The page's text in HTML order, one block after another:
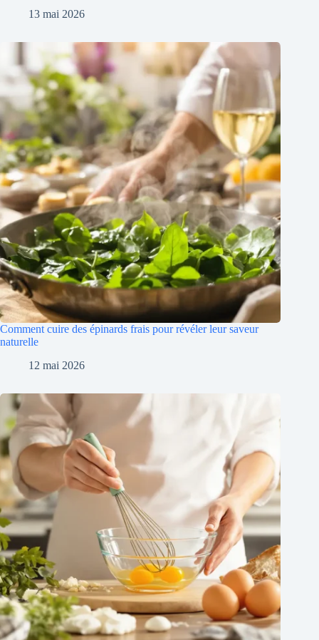
13 mai 2026
Comment cuire des épinards frais pour révéler leur saveur
naturelle
12 mai 2026